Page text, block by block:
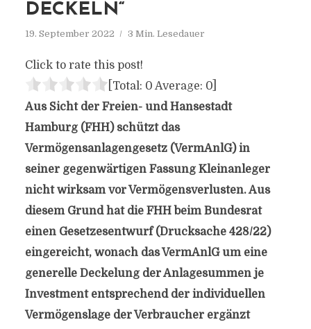
DECKELN“
19. September 2022 3 Min. Lesedauer
Click to rate this post!
[Total: 0 Average: 0]
Aus Sicht der Freien- und Hansestadt
Hamburg (FHH) schützt das
Vermögensanlagengesetz (VermAnlG) in
seiner gegenwärtigen Fassung Kleinanleger
nicht wirksam vor Vermögensverlusten. Aus
diesem Grund hat die FHH beim Bundesrat
einen Gesetzesentwurf (Drucksache 428/22)
eingereicht, wonach das VermAnlG um eine
generelle Deckelung der Anlagesummen je
Investment entsprechend der individuellen
Vermögenslage der Verbraucher ergänzt